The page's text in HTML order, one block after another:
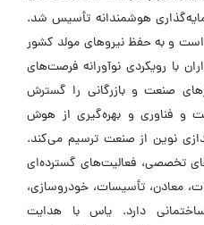
هوشمندانه تأسیس شد.
است و به حفظ نیروهای مولد کشور
با رویکردی نوآورانه فرصت‌های
صنعت و بازرگانی را گسترش
و فناوری و بهره‌گیری از هوش
نوین از صنعت ترسیم می‌کند.
تخصصی، فعالیت‌های گسترده‌ای
معادن، تأسیسات، خودروسازی،
دارد. یاس با هدایت